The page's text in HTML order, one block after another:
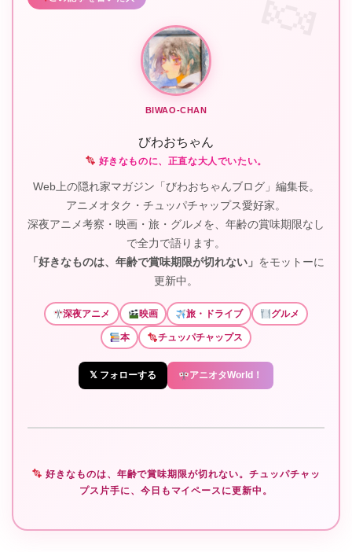
BIWAO-CHAN
びわおちゃん
好きなものに、正直な大人でいたい。
Web上の隠れ家マガジン「びわおちゃんブログ」編集長。
アニメオタク・チュッパチャップス愛好家。
深夜アニメ考察・映画・旅・グルメを、年齢の賞味期限なし
で全力で語ります。
「好きなものは、年齢で賞味期限が切れない」 をモットーに
更新中。
深夜アニメ 映画 旅・ドライブ グルメ
本 チュッパチャップス
𝕏 フォローする アニオタWorld！
好きなものは、年齢で賞味期限が切れない。チュッパチャッ
プス片手に、今日もマイペースに更新中。